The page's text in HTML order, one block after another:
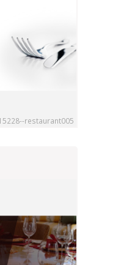
restaurant005